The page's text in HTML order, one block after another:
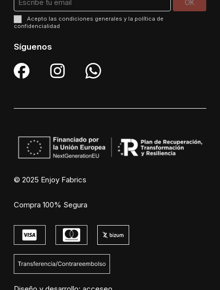
Acepto las condiciones generales y la política de
confidencialidad
Síguenos
© 2025 Enjoy Fabrics
Compra 100% Segura